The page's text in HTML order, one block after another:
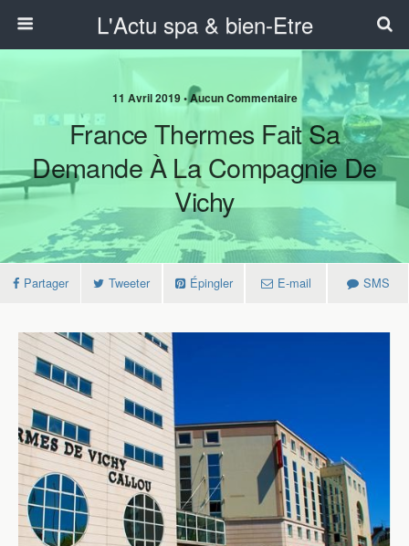
L'Actu spa & bien-Etre
11 Avril 2019 • Aucun Commentaire
France Thermes Fait Sa
Demande À La Compagnie De
Vichy
Partager Tweeter Épingler E-mail SMS